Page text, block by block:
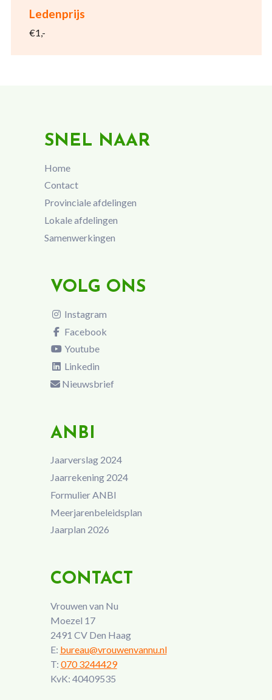
Ledenprijs
€1,-
SNEL NAAR
Home
Contact
Provinciale afdelingen
Lokale afdelingen
Samenwerkingen
VOLG ONS
Instagram
Facebook
Youtube
Linkedin
Nieuwsbrief
ANBI
Jaarverslag 2024
Jaarrekening 2024
Formulier ANBI
Meerjarenbeleidsplan
Jaarplan 2026
CONTACT
Vrouwen van Nu
Moezel 17
2491 CV Den Haag
E: bureau@vrouwenvannu.nl
T: 070 3244429
KvK: 40409535